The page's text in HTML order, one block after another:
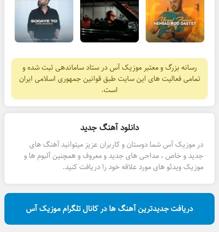
رسانه بزرگ و معتبر موزیک آس در ستاد ساماندهی ثبت شده و
تمامی فعالیت های این سایت طبق قوانین جمهوری اسلامی ایران
است.
دانلود آهنگ جدید
در موزیک آس شما دوستان و کاربران عزیز میتوانید آهنگ های
جدید و خاص ، مداحی های جدید و معروف و همچنین آلبوم ها و
موزیک ویدئو های مورد علاقه خود را دریافت کنید.
دریافت جدیدترین آهنگ ها در کانال تلگرام موزیک آس